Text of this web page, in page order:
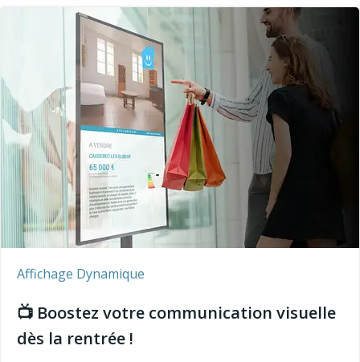
Affichage Dynamique
📺 Boostez votre communication visuelle
dès la rentrée !